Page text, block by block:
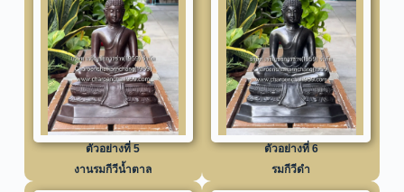
ตัวอย่างที่ 5
งานรมกีวีน้ำตาล
ตัวอย่างที่ 6
รมกีวีดำ